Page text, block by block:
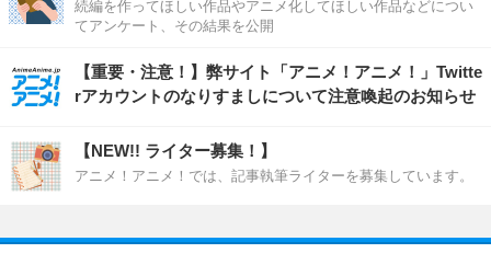
続編を作ってほしい作品やアニメ化してほしい作品などについ
てアンケート、その結果を公開
【重要・注意！】弊サイト「アニメ！アニメ！」Twitte
rアカウントのなりすましについて注意喚起のお知らせ
【NEW!! ライター募集！】
アニメ！アニメ！では、記事執筆ライターを募集しています。